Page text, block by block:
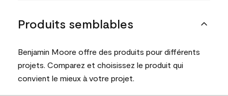
Produits semblables
Benjamin Moore offre des produits pour différents
projets. Comparez et choisissez le produit qui
convient le mieux à votre projet.